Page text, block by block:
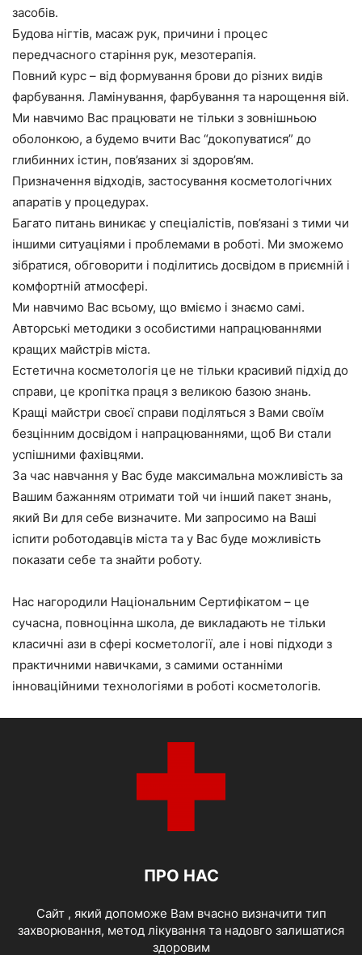
засобів.
Будова нігтів, масаж рук, причини і процес
передчасного старіння рук, мезотерапія.
Повний курс – від формування брови до різних видів
фарбування. Ламінування, фарбування та нарощення вій.
Ми навчимо Вас працювати не тільки з зовнішньою
оболонкою, а будемо вчити Вас “докопуватися” до
глибинних істин, пов’язаних зі здоров’ям.
Призначення відходів, застосування косметологічних
апаратів у процедурах.
Багато питань виникає у спеціалістів, пов’язані з тими чи
іншими ситуаціями і проблемами в роботі. Ми зможемо
зібратися, обговорити і поділитись досвідом в приємній і
комфортній атмосфері.
Ми навчимо Вас всьому, що вміємо і знаємо самі.
Авторські методики з особистими напрацюваннями
кращих майстрів міста.
Естетична косметологія це не тільки красивий підхід до
справи, це кропітка праця з великою базою знань.
Кращі майстри своєї справи поділяться з Вами своїм
безцінним досвідом і напрацюваннями, щоб Ви стали
успішними фахівцями.
За час навчання у Вас буде максимальна можливість за
Вашим бажанням отримати той чи інший пакет знань,
який Ви для себе визначите. Ми запросимо на Ваші
іспити роботодавців міста та у Вас буде можливість
показати себе та знайти роботу.
Нас нагородили Національним Сертифікатом – це
сучасна, повноцінна школа, де викладають не тільки
класичні ази в сфері косметології, але і нові підходи з
практичними навичками, з самими останніми
інноваційними технологіями в роботі косметологів.
ПРО НАС
Cайт , який допоможе Вам вчасно визначити тип
захворювання, метод лікування та надовго залишатися
здоровим